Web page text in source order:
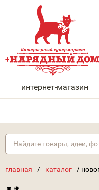
НАРЯДНЫЙ ДОМ
интернет-магазин
главная / каталог /